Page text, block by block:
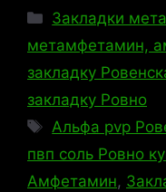
Рубрики
Закладки
метамфетамин,
закладку
закладку Ровно
Метки
Альфа pvp
пвп соль Ровно
Амфетамин,